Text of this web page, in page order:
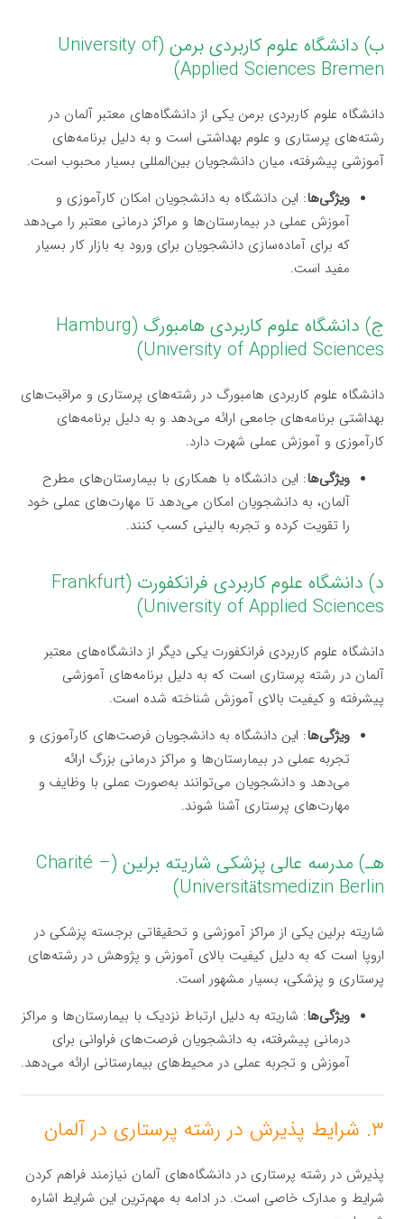
ب) دانشگاه علوم کاربردی برمن (University of
Applied Sciences Bremen)
دانشگاه علوم کاربردی برمن یکی از دانشگاه‌های معتبر آلمان در
رشته‌های پرستاری و علوم بهداشتی است و به دلیل برنامه‌های
آموزشی پیشرفته، میان دانشجویان بین‌المللی بسیار محبوب است.
ویژگی‌ها: این دانشگاه به دانشجویان امکان کارآموزی و
آموزش عملی در بیمارستان‌ها و مراکز درمانی معتبر را می‌دهد
که برای آماده‌سازی دانشجویان برای ورود به بازار کار بسیار
مفید است.
ج) دانشگاه علوم کاربردی هامبورگ (Hamburg
University of Applied Sciences)
دانشگاه علوم کاربردی هامبورگ در رشته‌های پرستاری و مراقبت‌های
بهداشتی برنامه‌های جامعی ارائه می‌دهد و به دلیل برنامه‌های
کارآموزی و آموزش عملی شهرت دارد.
ویژگی‌ها: این دانشگاه با همکاری با بیمارستان‌های مطرح
آلمان، به دانشجویان امکان می‌دهد تا مهارت‌های عملی خود
را تقویت کرده و تجربه بالینی کسب کنند.
د) دانشگاه علوم کاربردی فرانکفورت (Frankfurt
University of Applied Sciences)
دانشگاه علوم کاربردی فرانکفورت یکی دیگر از دانشگاه‌های معتبر
آلمان در رشته پرستاری است که به دلیل برنامه‌های آموزشی
پیشرفته و کیفیت بالای آموزش شناخته شده است.
ویژگی‌ها: این دانشگاه به دانشجویان فرصت‌های کارآموزی و
تجربه عملی در بیمارستان‌ها و مراکز درمانی بزرگ ارائه
می‌دهد و دانشجویان می‌توانند به‌صورت عملی با وظایف و
مهارت‌های پرستاری آشنا شوند.
هـ) مدرسه عالی پزشکی شاریته برلین (Charité –
Universitätsmedizin Berlin)
شاریته برلین یکی از مراکز آموزشی و تحقیقاتی برجسته پزشکی در
اروپا است که به دلیل کیفیت بالای آموزش و پژوهش در رشته‌های
پرستاری و پزشکی، بسیار مشهور است.
ویژگی‌ها: شاریته به دلیل ارتباط نزدیک با بیمارستان‌ها و مراکز
درمانی پیشرفته، به دانشجویان فرصت‌های فراوانی برای
آموزش و تجربه عملی در محیط‌های بیمارستانی ارائه می‌دهد.
۳. شرایط پذیرش در رشته پرستاری در آلمان
پذیرش در رشته پرستاری در دانشگاه‌های آلمان نیازمند فراهم کردن
شرایط و مدارک خاصی است. در ادامه به مهم‌ترین این شرایط اشاره